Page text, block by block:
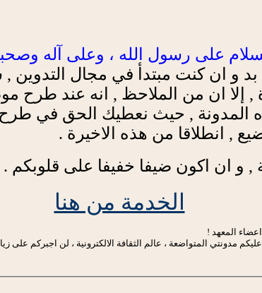
على رسول الله ، وعلى آله
بد و ان كنت مبتدأ في مجال
إلا ان من الملاحظ , انه عند طرح
المدونة , حيث نعطيك الحق في
, انطلاقا من هذه الاخيرة .
, و ان اكون ضيفا خفيفا على قلوبكم .
الخدمة من هنا
المعهد !
مدونتي المتواضعة ، عالم الثقافة الالكترونية ، لن اجبركم على